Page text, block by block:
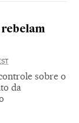
rebelam
sobre o
da